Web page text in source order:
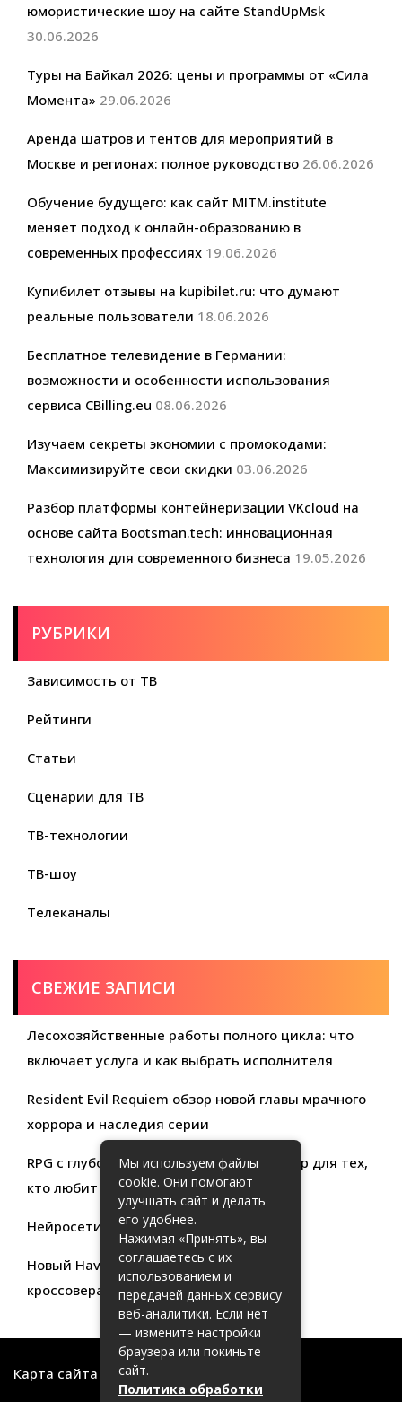
юмористические шоу на сайте StandUpMsk
30.06.2026
Туры на Байкал 2026: цены и программы от «Сила
Момента» 29.06.2026
Аренда шатров и тентов для мероприятий в
Москве и регионах: полное руководство 26.06.2026
Обучение будущего: как сайт MITM.institute
меняет подход к онлайн-образованию в
современных профессиях 19.06.2026
Купибилет отзывы на kupibilet.ru: что думают
реальные пользователи 18.06.2026
Бесплатное телевидение в Германии:
возможности и особенности использования
сервиса CBilling.eu 08.06.2026
Изучаем секреты экономии с промокодами:
Максимизируйте свои скидки 03.06.2026
Разбор платформы контейнеризации VKcloud на
основе сайта Bootsman.tech: инновационная
технология для современного бизнеса 19.05.2026
РУБРИКИ
Зависимость от ТВ
Рейтинги
Статьи
Сценарии для ТВ
ТВ-технологии
ТВ-шоу
Телеканалы
СВЕЖИЕ ЗАПИСИ
Лесохозяйственные работы полного цикла: что
включает услуга и как выбрать исполнителя
Resident Evil Requiem обзор новой главы мрачного
хоррора и наследия серии
RPG с глубокой кастомизацией обзор игр для тех,
кто любит свободу выбора
Нейросети для продуктивности
Новый Haval Jolion: обзор современного
кроссовера для активной жизни
Карта сайта
Мы используем файлы
cookie. Они помогают
улучшать сайт и делать
его удобнее.
Нажимая «Принять», вы
соглашаетесь с их
использованием и
передачей данных сервису
веб-аналитики. Если нет
— измените настройки
браузера или покиньте
сайт.
Политика обработки